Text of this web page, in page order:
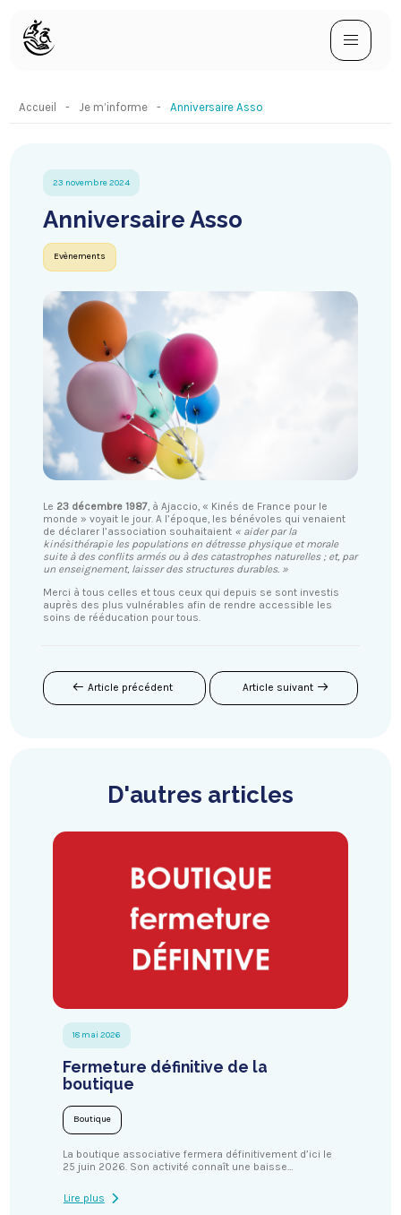
Accueil Je m’informe Anniversaire Asso
23 novembre 2024
Anniversaire Asso
Evènements
Le 23 décembre 1987, à Ajaccio, « Kinés de France pour le
monde » voyait le jour. A l’époque, les bénévoles qui venaient
de déclarer l’association souhaitaient « aider par la
kinésithérapie les populations en détresse physique et morale
suite à des conflits armés ou à des catastrophes naturelles ; et, par
un enseignement, laisser des structures durables. »
Merci à tous celles et tous ceux qui depuis se sont investis
auprès des plus vulnérables afin de rendre accessible les
soins de rééducation pour tous.
Article précédent Article suivant
D'autres articles
18 mai 2026
Fermeture définitive de la
boutique
Boutique
La boutique associative fermera définitivement d’ici le
25 juin 2026. Son activité connaît une baisse…
Lire plus